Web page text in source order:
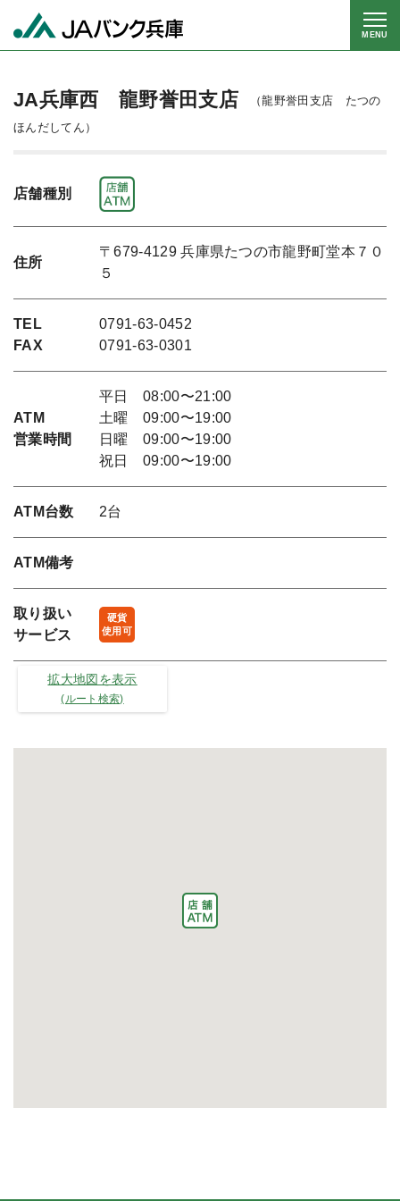
MENU
JA兵庫西 龍野誉田支店
（龍野誉田支店 たつの
ほんだしてん）
店舗種別
住所
〒679-4129 兵庫県たつの市龍野町堂本７０
５
TEL
FAX
0791-63-0452
0791-63-0301
ATM
営業時間
平日 08:00〜21:00
土曜 09:00〜19:00
日曜 09:00〜19:00
祝日 09:00〜19:00
ATM台数 2台
ATM備考
取り扱い
サービス
硬貨
使用可
拡大地図を表示
(ルート検索)